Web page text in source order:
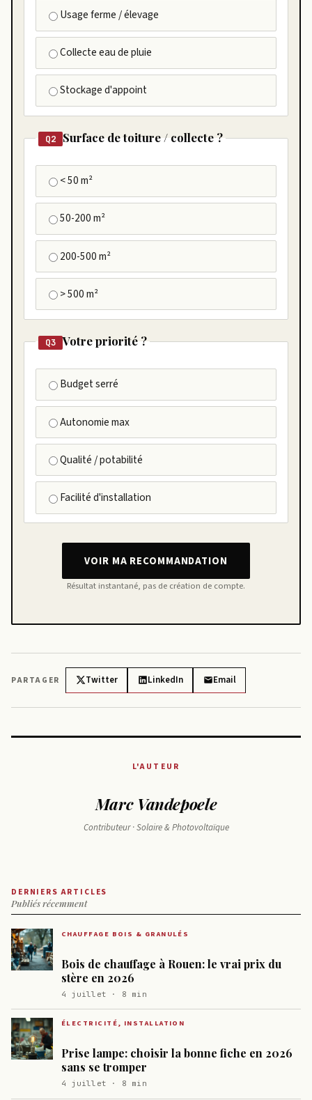
Usage ferme / élevage
Collecte eau de pluie
Stockage d'appoint
Q2 Surface de toiture / collecte ?
< 50 m²
50-200 m²
200-500 m²
> 500 m²
Q3 Votre priorité ?
Budget serré
Autonomie max
Qualité / potabilité
Facilité d'installation
VOIR MA RECOMMANDATION
Résultat instantané, pas de création de compte.
PARTAGER Twitter LinkedIn Email
L'AUTEUR
Marc Vandepoele
Contributeur · Solaire & Photovoltaïque
DERNIERS ARTICLES
Publiés récemment
CHAUFFAGE BOIS & GRANULÉS
Bois de chauffage à Rouen: le vrai prix du
stère en 2026
4 juillet · 8 min
ÉLECTRICITÉ, INSTALLATION
Prise lampe: choisir la bonne fiche en 2026
sans se tromper
4 juillet · 8 min